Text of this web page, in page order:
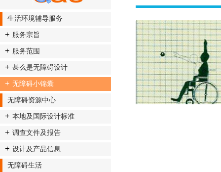
生活环境辅导服务
服务宗旨
服务范围
甚么是无障碍设计
无障碍小锦囊
无障碍资源中心
本地及国际设计标准
调查文件及报告
设计及产品信息
无障碍生活